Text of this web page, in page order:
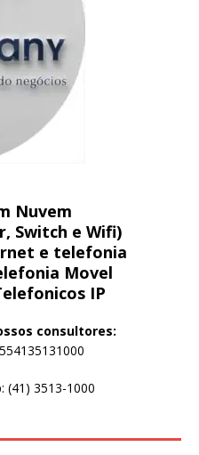
Nuvem
Switch e Wifi)
e telefonia
Movel
IP
consultores:
(41) 3513-1000